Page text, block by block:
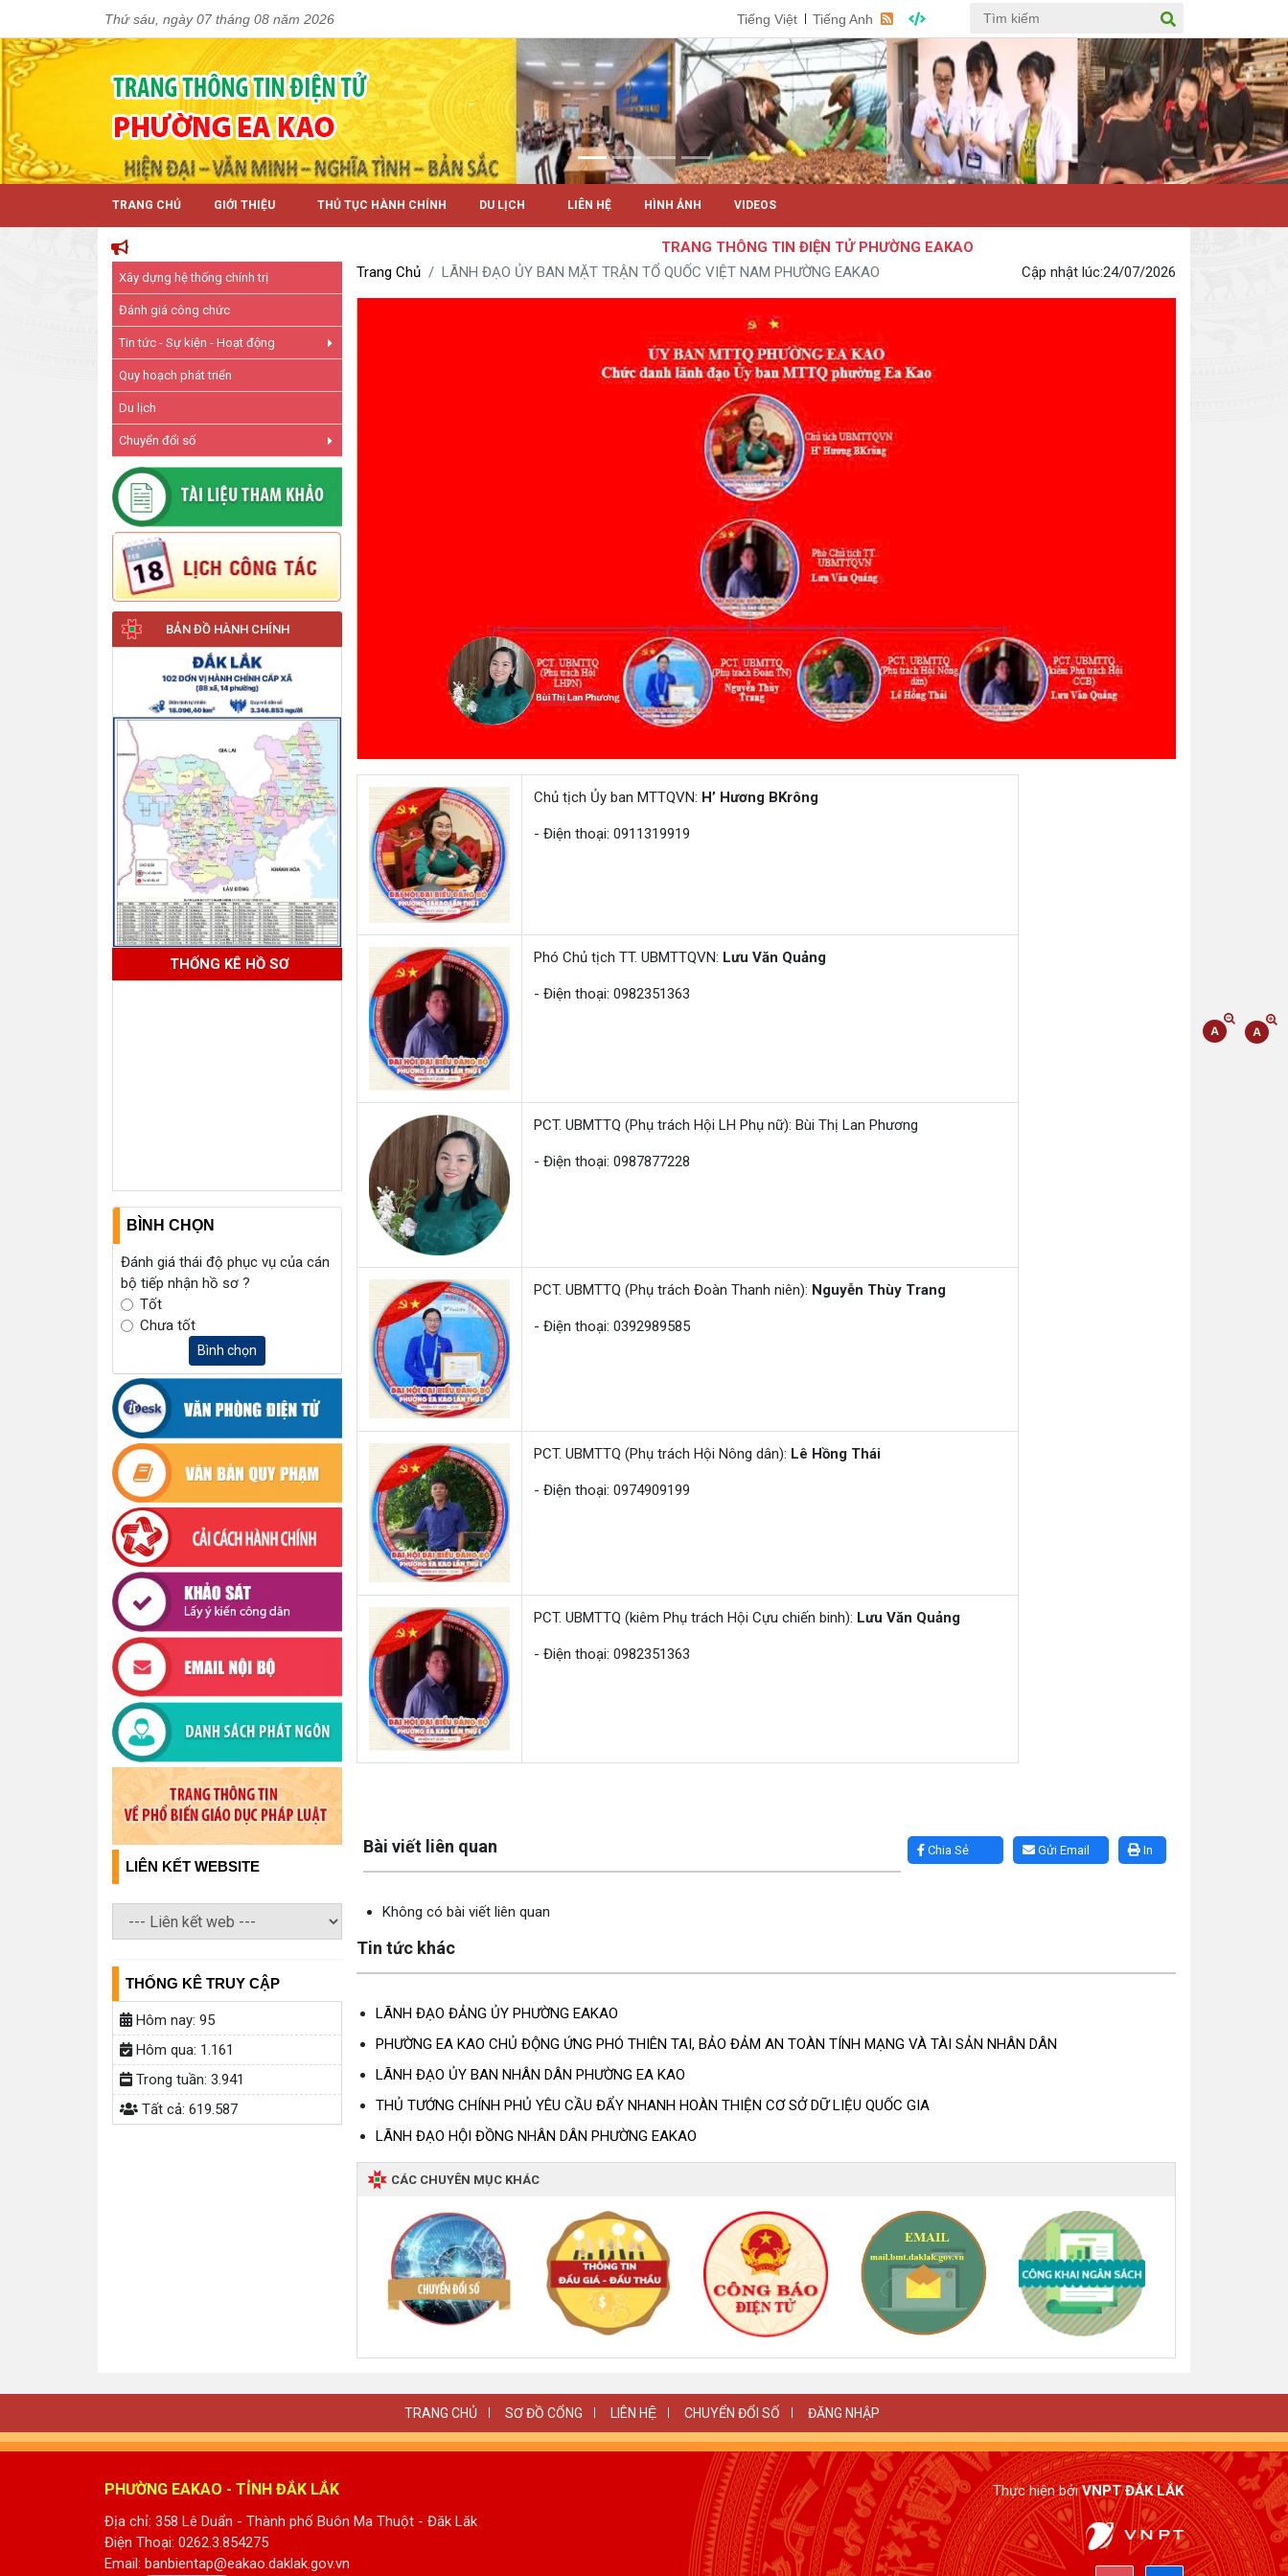
Thứ sáu, ngày 07 tháng 08 năm 2026 Tiếng Việt Tiếng Anh
TRANG CHỦ GIỚI THIỆU THỦ TỤC HÀNH CHÍNH DU LỊCH LIÊN HỆ HÌNH ẢNH VIDEOS
TRANG THÔNG TIN ĐIỆN TỬ PHƯỜNG EAKAO
Xây dựng hệ thống chính trị
Đánh giá công chức
Tin tức - Sự kiện - Hoạt động
Quy hoạch phát triển
Du lịch
Chuyển đổi số
BẢN ĐỒ HÀNH CHÍNH
THỐNG KÊ HỒ SƠ
BÌNH CHỌN
Đánh giá thái độ phục vụ của cán
bộ tiếp nhận hồ sơ ?
Tốt
Chưa tốt
Bình chọn
LIÊN KẾT WEBSITE
THỐNG KÊ TRUY CẬP
Hôm nay: 95
Hôm qua: 1.161
Trong tuần: 3.941
Tất cả: 619.587
Trang Chủ LÃNH ĐẠO ỦY BAN MẶT TRẬN TỔ QUỐC VIỆT NAM PHƯỜNG EAKAO Cập nhật lúc:24/07/2026
Chủ tịch Ủy ban MTTQVN: H’ Hương BKrông
- Điện thoại: 0911319919
Phó Chủ tịch TT. UBMTTQVN: Lưu Văn Quảng
- Điện thoại: 0982351363
PCT. UBMTTQ (Phụ trách Hội LH Phụ nữ): Bùi Thị Lan Phương
- Điện thoại: 0987877228
PCT. UBMTTQ (Phụ trách Đoàn Thanh niên): Nguyễn Thùy Trang
- Điện thoại: 0392989585
PCT. UBMTTQ (Phụ trách Hội Nông dân): Lê Hồng Thái
- Điện thoại: 0974909199
PCT. UBMTTQ (kiêm Phụ trách Hội Cựu chiến binh): Lưu Văn Quảng
- Điện thoại: 0982351363
In
Gửi Email
Chia Sẻ
Bài viết liên quan
Không có bài viết liên quan
Tin tức khác
LÃNH ĐẠO ĐẢNG ỦY PHƯỜNG EAKAO
PHƯỜNG EA KAO CHỦ ĐỘNG ỨNG PHÓ THIÊN TAI, BẢO ĐẢM AN TOÀN TÍNH MẠNG VÀ TÀI SẢN NHÂN DÂN
LÃNH ĐẠO ỦY BAN NHÂN DÂN PHƯỜNG EA KAO
THỦ TƯỚNG CHÍNH PHỦ YÊU CẦU ĐẨY NHANH HOÀN THIỆN CƠ SỞ DỮ LIỆU QUỐC GIA
LÃNH ĐẠO HỘI ĐỒNG NHÂN DÂN PHƯỜNG EAKAO
CÁC CHUYÊN MỤC KHÁC
TRANG CHỦ SƠ ĐỒ CỔNG LIÊN HỆ CHUYỂN ĐỔI SỐ ĐĂNG NHẬP
PHƯỜNG EAKAO - TỈNH ĐẮK LẮK
Địa chỉ: 358 Lê Duẩn - Thành phố Buôn Ma Thuột - Đăk Lăk
Điện Thoại: 0262.3.854275
Email: banbientap@eakao.daklak.gov.vn
Thực hiện bởiVNPT ĐẮK LẮK